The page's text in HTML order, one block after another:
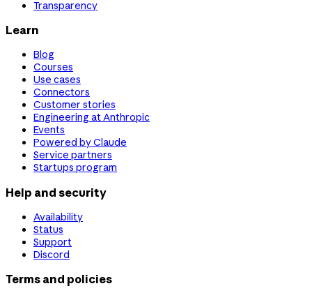
Transparency
Learn
Blog
Courses
Use cases
Connectors
Customer stories
Engineering at Anthropic
Events
Powered by Claude
Service partners
Startups program
Help and security
Availability
Status
Support
Discord
Terms and policies